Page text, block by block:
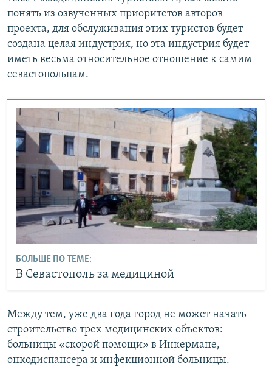
понять из озвученных приоритетов авторов
проекта, для обслуживания этих туристов будет
создана целая индустрия, но эта индустрия будет
иметь весьма относительное отношение к самим
севастопольцам.
БОЛЬШЕ ПО ТЕМЕ:
В Севастополь за медициной
Между тем, уже два года город не может начать
строительство трех медицинских объектов:
больницы «скорой помощи» в Инкермане,
онкодиспансера и инфекционной больницы.